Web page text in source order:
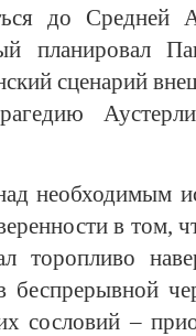
до Средней
планировал
сценарий
необходимым
в том,
торопливо
беспрерывной
сословий –